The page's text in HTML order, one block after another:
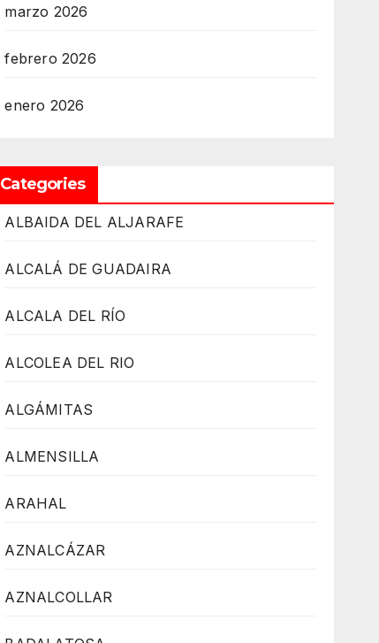
marzo 2026
febrero 2026
enero 2026
Categories
ALBAIDA DEL ALJARAFE
ALCALÁ DE GUADAIRA
ALCALA DEL RÍO
ALCOLEA DEL RIO
ALGÁMITAS
ALMENSILLA
ARAHAL
AZNALCÁZAR
AZNALCOLLAR